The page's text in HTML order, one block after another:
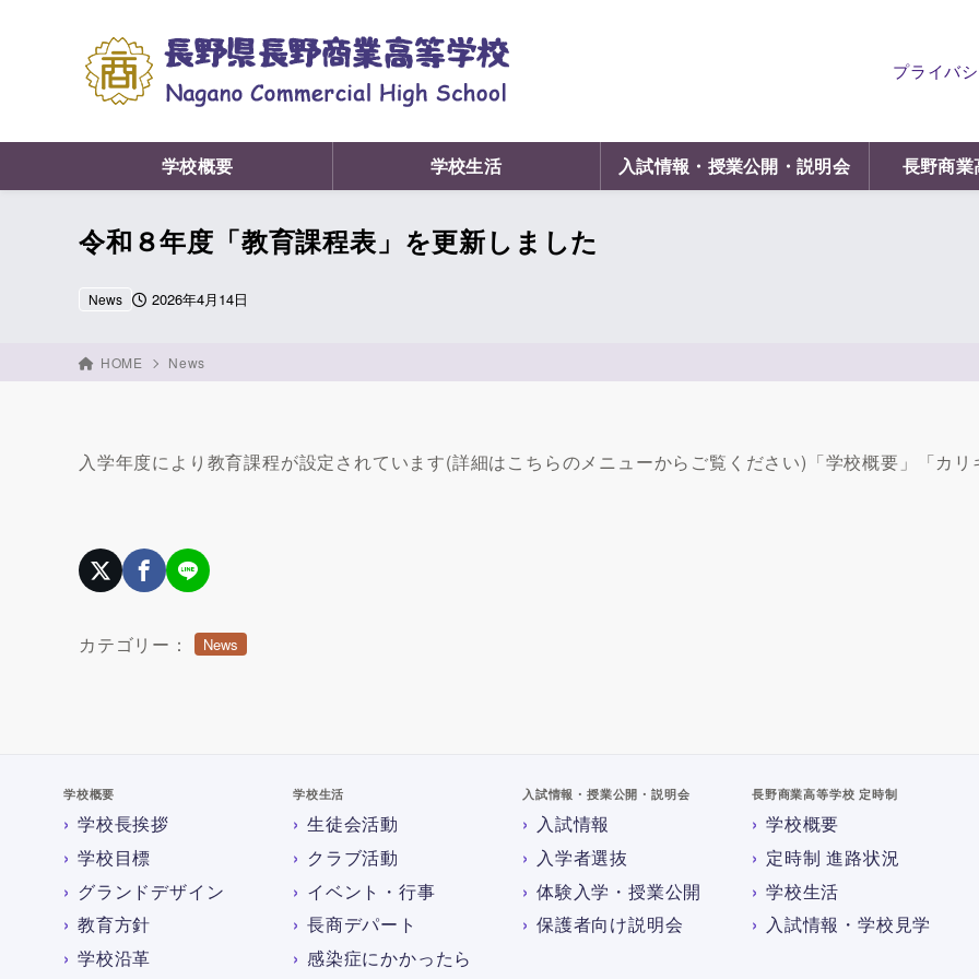
プライバ
学校概要 学校生活 入試情報・授業公開・説明会 長野商
令和８年度「教育課程表」を更新しました
2026年4月14日
News
HOME News
入学年度により教育課程が設定されています(詳細はこちらのメニューからご覧ください)「学校概要」「カ
カテゴリー： News
学校概要
学校長挨拶
学校目標
グランドデザイン
教育方針
学校沿革
学校生活
生徒会活動
クラブ活動
イベント・行事
長商デパート
感染症にかかったら
入試情報・授業公開・説明会
入試情報
入学者選抜
体験入学・授業公開
保護者向け説明会
長野商業高等学校 定時制
学校概要
定時制 進路状況
学校生活
入試情報・学校見学